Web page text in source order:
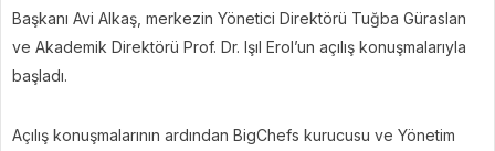
Başkanı Avi Alkaş, merkezin Yönetici Direktörü Tuğba Güraslan
ve Akademik Direktörü Prof. Dr. Işıl Erol’un açılış konuşmalarıyla
başladı.
Açılış konuşmalarının ardından BigChefs kurucusu ve Yönetim